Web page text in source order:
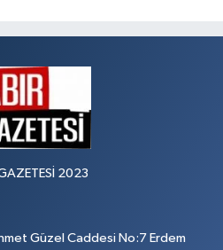
2023
Güzel Caddesi No:7 Erdem